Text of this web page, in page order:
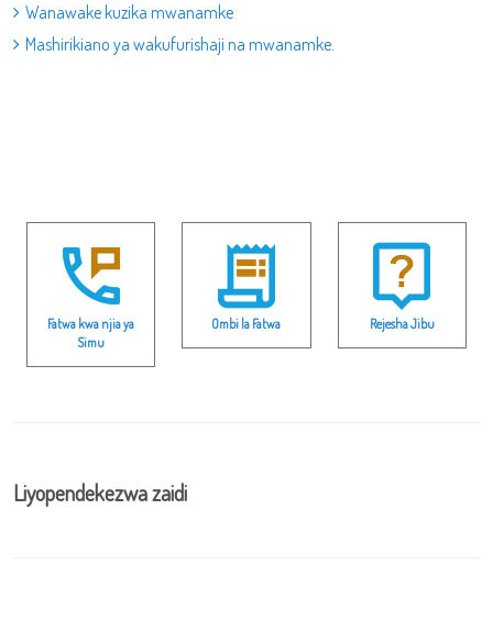
Wanawake kuzika mwanamke
Mashirikiano ya wakufurishaji na mwanamke.
Fatwa kwa njia ya
Simu
Ombi la Fatwa Rejesha Jibu
Liyopendekezwa zaidi